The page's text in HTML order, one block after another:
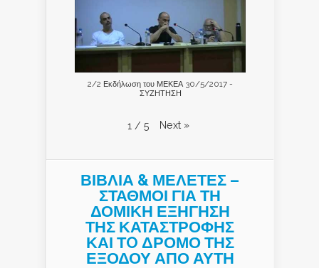
2/2 Εκδήλωση του ΜΕΚΕΑ 30/5/2017 -
ΣΥΖΗΤΗΣΗ
1 / 5 Next »
ΒΙΒΛΙΑ & ΜΕΛΕΤΕΣ –
ΣΤΑΘΜΟΙ ΓΙΑ ΤΗ
ΔΟΜΙΚΗ ΕΞΗΓΗΣΗ
ΤΗΣ ΚΑΤΑΣΤΡΟΦΗΣ
ΚΑΙ ΤO ΔΡΟΜΟ ΤΗΣ
ΕΞΟΔΟΥ ΑΠΟ ΑΥΤΗ